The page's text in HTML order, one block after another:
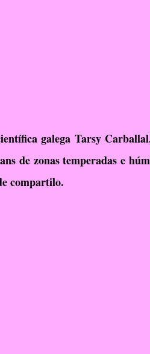
galega Tarsy
de zonas temperadas e
compartilo.